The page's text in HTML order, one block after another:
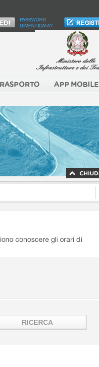
PASSWORD
DIMENTICATA?
APP MOBILE
conoscere gli orari di